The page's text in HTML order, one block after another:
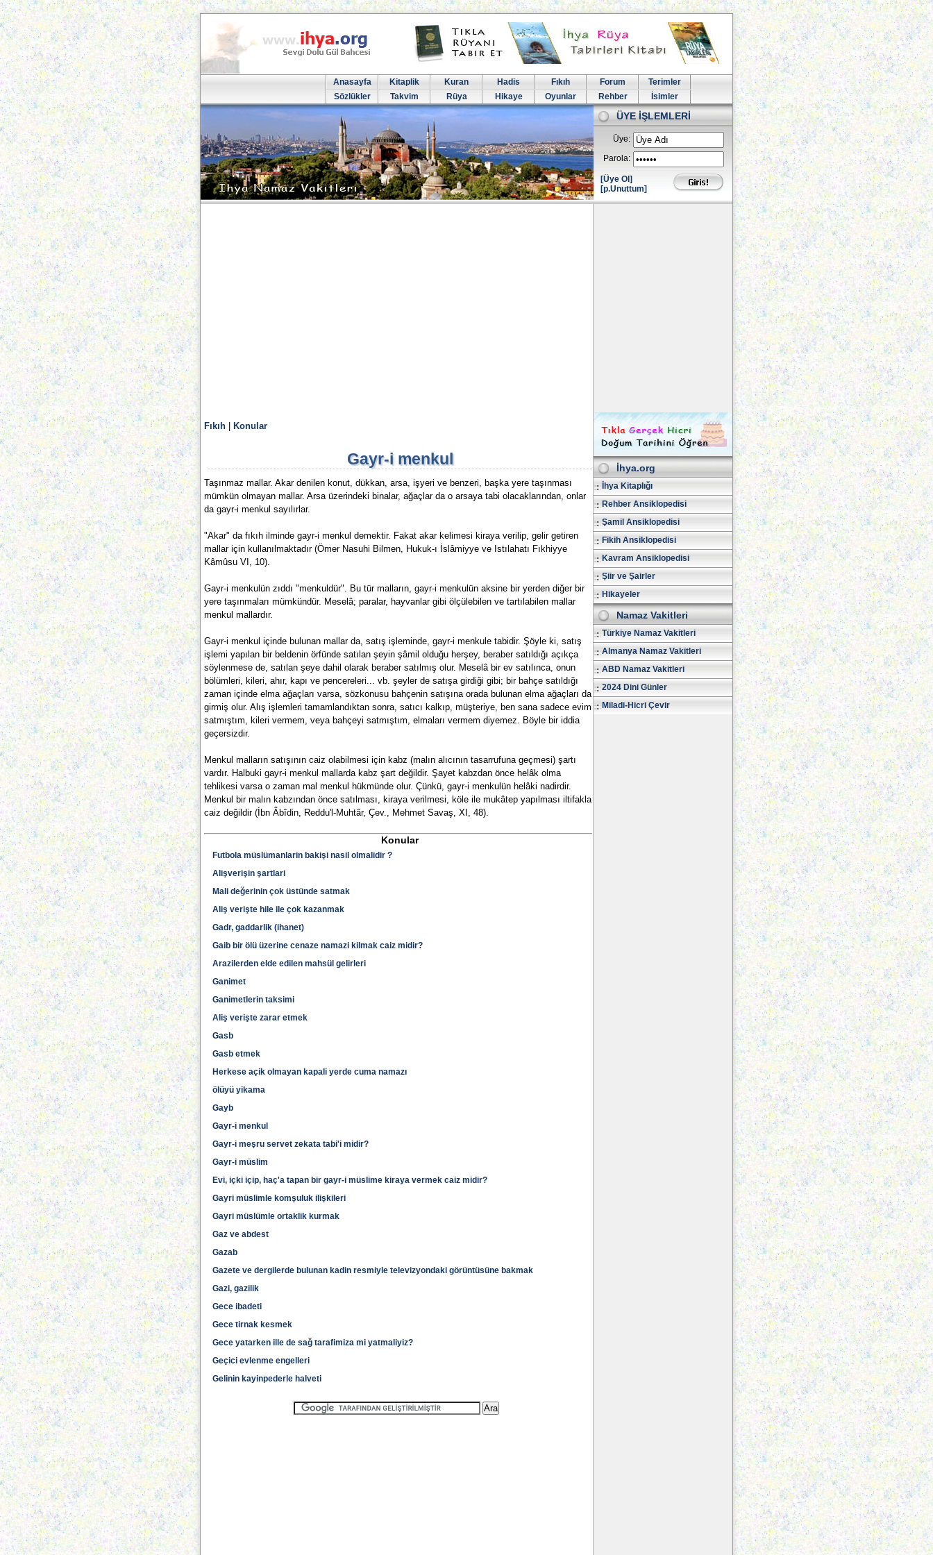
Anasayfa Kitaplik Kuran Hadis Fıkıh Forum
Terimler
Sözlükler
Takvim Rüya Hikaye Oyunlar Rehber İsimler
ÜYE İŞLEMLERİ
Üye:
Parola:
[Üye Ol]
[p.Unuttum]
Fıkıh Konular
Gayr-i menkul
Taşınmaz mallar. Akar denilen konut, dükkan, arsa, işyeri ve benzeri, başka yere taşınması
mümkün olmayan mallar. Arsa üzerindeki binalar, ağaçlar da o arsaya tabi olacaklarından, onlar
da gayr-i menkul sayılırlar.
"Akar" da fıkıh ilminde gayr-i menkul demektir. Fakat akar kelimesi kiraya verilip, gelir getiren
mallar için kullanılmaktadır (Ömer Nasuhi Bilmen, Hukuk-ı İslâmiyye ve Istılahatı Fıkhiyye
Kâmûsu VI, 10).
Gayr-i menkulün zıddı "menkuldür". Bu tür malların, gayr-i menkulün aksine bir yerden diğer bir
yere taşınmaları mümkündür. Meselâ; paralar, hayvanlar gibi ölçülebilen ve tartılabilen mallar
menkul mallardır.
Gayr-i menkul içinde bulunan mallar da, satış işleminde, gayr-i menkule tabidir. Şöyle ki, satış
işlemi yapılan bir beldenin örfünde satılan şeyin şâmil olduğu herşey, beraber satıldığı açıkça
söylenmese de, satılan şeye dahil olarak beraber satılmış olur. Meselâ bir ev satılınca, onun
bölümleri, kileri, ahır, kapı ve pencereleri... vb. şeyler de satışa girdiği gibi; bir bahçe satıldığı
zaman içinde elma ağaçları varsa, sözkonusu bahçenin satışına orada bulunan elma ağaçları da
girmiş olur. Alış işlemleri tamamlandıktan sonra, satıcı kalkıp, müşteriye, ben sana sadece evimi
satmıştım, kileri vermem, veya bahçeyi satmıştım, elmaları vermem diyemez. Böyle bir iddia
geçersizdir.
Menkul malların satışının caiz olabilmesi için kabz (malın alıcının tasarrufuna geçmesi) şartı
vardır. Halbuki gayr-i menkul mallarda kabz şart değildir. Şayet kabzdan önce helâk olma
tehlikesi varsa o zaman mal menkul hükmünde olur. Çünkü, gayr-i menkulün helâki nadirdir.
Menkul bir malın kabzından önce satılması, kiraya verilmesi, köle ile mukâtep yapılması iltifakla
caiz değildir (İbn Âbîdin, Reddu'l-Muhtâr, Çev., Mehmet Savaş, XI, 48).
Konular
Futbola müslümanlarin bakişi nasil olmalidir ?
Alişverişin şartlari
Mali değerinin çok üstünde satmak
Aliş verişte hile ile çok kazanmak
Gadr, gaddarlik (ihanet)
Gaib bir ölü üzerine cenaze namazi kilmak caiz midir?
Arazilerden elde edilen mahsül gelirleri
Ganimet
Ganimetlerin taksimi
Aliş verişte zarar etmek
Gasb
Gasb etmek
Herkese açik olmayan kapali yerde cuma namazı
ölüyü yikama
Gayb
Gayr-i menkul
Gayr-i meşru servet zekata tabi'i midir?
Gayr-i müslim
Evi, içki içip, haç'a tapan bir gayr-i müslime kiraya vermek caiz midir?
Gayri müslimle komşuluk ilişkileri
Gayri müslümle ortaklik kurmak
Gaz ve abdest
Gazab
Gazete ve dergilerde bulunan kadin resmiyle televizyondaki görüntüsüne bakmak
Gazi, gazilik
Gece ibadeti
Gece tirnak kesmek
Gece yatarken ille de sağ tarafimiza mi yatmaliyiz?
Geçici evlenme engelleri
Gelinin kayinpederle halveti
İhya.org
İhya Kitaplığı
Rehber Ansiklopedisi
Şamil Ansiklopedisi
Fikih Ansiklopedisi
Kavram Ansiklopedisi
Şiir ve Şairler
Hikayeler
Namaz Vakitleri
Türkiye Namaz Vakitleri
Almanya Namaz Vakitleri
ABD Namaz Vakitleri
2024 Dini Günler
Miladi-Hicri Çevir